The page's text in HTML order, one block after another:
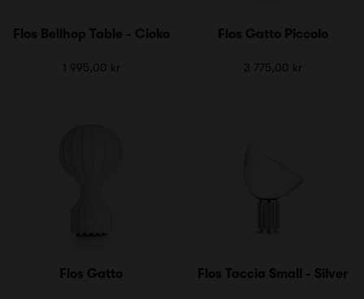
Flos Bellhop Table - Cioko
1 995,00 kr
Flos Gatto Piccolo
3 775,00 kr
Flos Gatto Flos Taccia Small - Silver